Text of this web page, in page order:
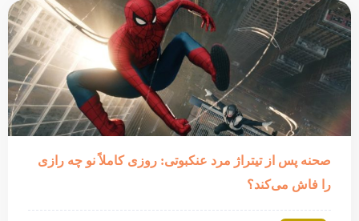
صحنه پس از تیتراژ مرد عنکبوتی: روزی کاملاً نو چه رازی
را فاش می‌کند؟